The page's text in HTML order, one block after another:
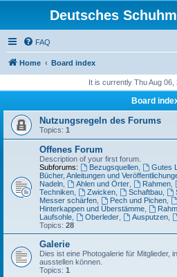
Deutsches
FAQ
Home Board index
It is currently Thu Aug 06,
Board
Nutzungsregeln des Forums
Topics: 1
Offenes Forum
Description of your first forum.
Subforums:
Bezugsquellen, Gutes
Bücher, Anleitungen und
Nadeln
Ahlen und Örter, Rahmen,
Techniken
Zwicken, Schaftbau,
Messer schärfen
Pech und Pichen,
Hinterkappen und Überstämme
Laufsohle
Oberleder, Ausputzen,
Topics: 28
Galerie
Dies ist eine Photogalerie für Mitglieder,
ausstellen können.
Topics: 1